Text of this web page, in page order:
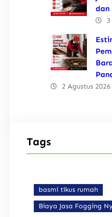
dan
2 Agustus 2026
Tags
basmi tikus rumah
Biaya Jasa Fogging